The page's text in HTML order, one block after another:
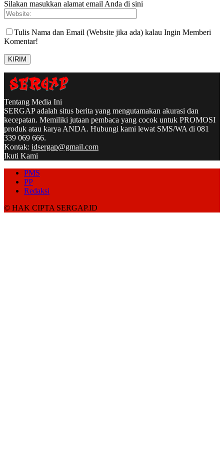
Silakan masukkan alamat email Anda di sini
Tulis Nama dan Email (Website jika ada) kalau Ingin Memberi
Komentar!
Tentang Media Ini
SERGAP adalah situs berita yang mengutamakan akurasi dan
kecepatan. Memiliki jutaan pembaca yang cocok untuk PROMOSI
produk atau karya ANDA. Hubungi kami lewat SMS/WA di 081
339 069 666.
Kontak: idsergap@gmail.com
Ikuti Kami
PMS
PP
Redaksi
© HAK CIPTA SERGAP.ID